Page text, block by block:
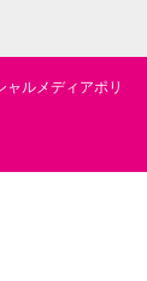
ャルメディアポリ